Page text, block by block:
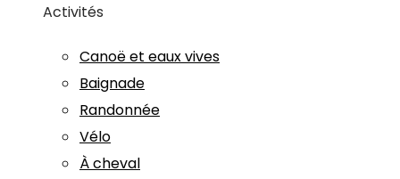
Activités
Canoë et eaux vives
Baignade
Randonnée
Vélo
À cheval